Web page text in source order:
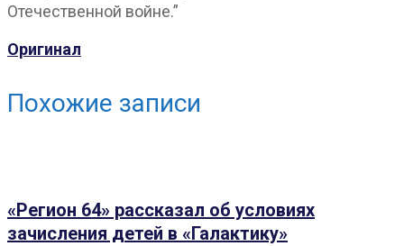
Отечественной войне.”
Оригинал
Похожие записи
«Регион 64» рассказал об условиях
зачисления детей в «Галактику»